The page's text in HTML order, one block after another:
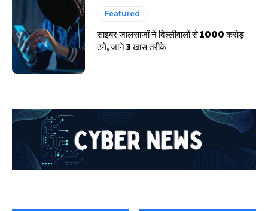
Featured
साइबर जालसाजों ने दिल्लीवालों से 1000 करोड़
ठगे, जाने 3 खास तरीके